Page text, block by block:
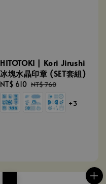
HITOTOKI | Kori Jirushi
冰塊水晶印章 (SET套組)
Sale
price
NT$ 610 Regular
price
NT$ 760
+3